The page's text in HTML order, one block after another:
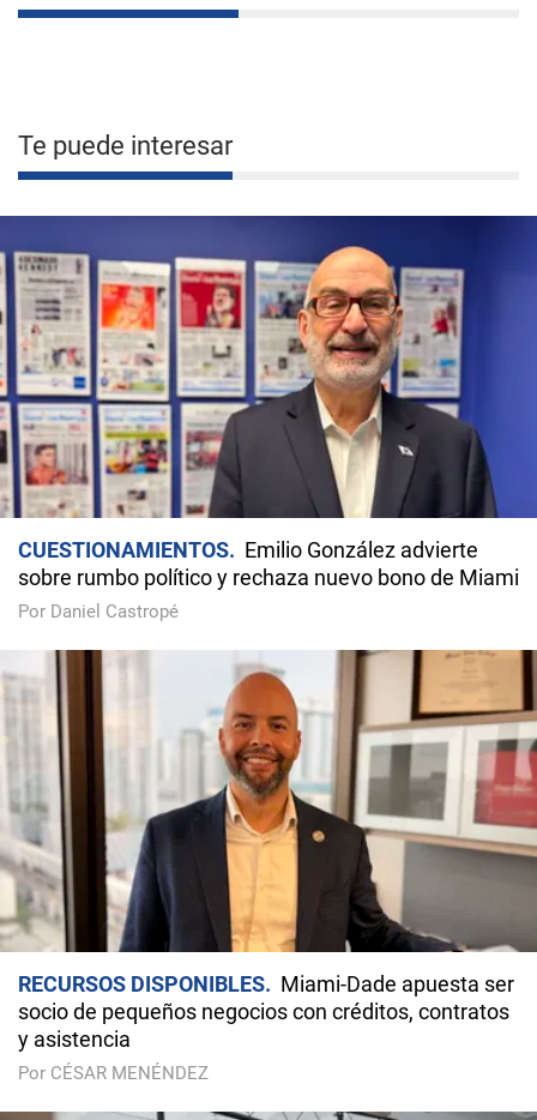
Te puede interesar
CUESTIONAMIENTOS
Emilio González advierte
sobre rumbo político y rechaza nuevo bono de Miami
Por Daniel Castropé
RECURSOS DISPONIBLES
Miami-Dade apuesta ser
socio de pequeños negocios con créditos, contratos
y asistencia
Por CÉSAR MENÉNDEZ